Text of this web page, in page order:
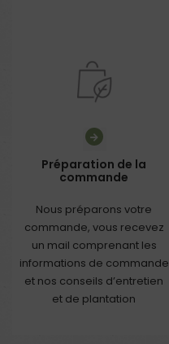
Préparation de la
commande
Nous préparons votre
commande, vous recevez
un mail comprenant les
informations de commande
et nos conseils d’entretien
et de plantation